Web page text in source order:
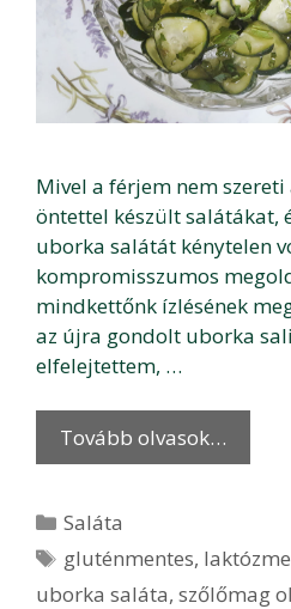
Mivel a férjem nem szereti
öntettel készült salátákat,
uborka salátát kénytelen
kompromisszumos
mindkettőnk ízlésének
az újra gondolt uborka
elfelejtettem, …
Tovább olvasok…
Kategória
Saláta
Címkék
gluténmentes,
uborka saláta, szőlőmag